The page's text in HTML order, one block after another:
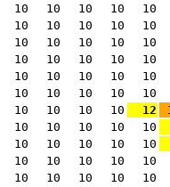
10 10 10 10 10
10 10 10 10 10
10 10 10 10 10
10 10 10 10 10
10 10 10 10 10
10 10 10 10 10
10 10 10 10 12
10 10 10 10 10
10 10 10 10 10
10 10 10 10 10
10 10 10 10 10